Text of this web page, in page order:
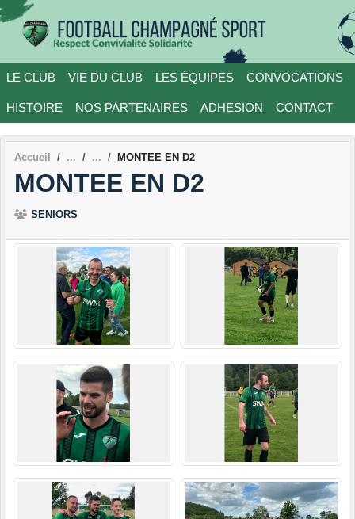
LE CLUB VIE DU CLUB LES ÉQUIPES CONVOCATIONS
HISTOIRE NOS PARTENAIRES ADHESION CONTACT
Accueil MONTEE EN D2
MONTEE EN D2
SENIORS
Panneau de gestion des cookies